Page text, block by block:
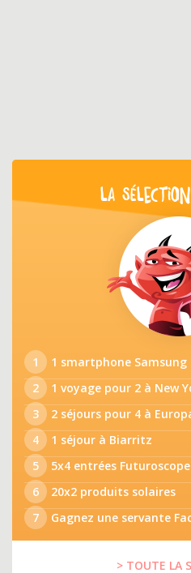
LA
1
1 smartphone Samsung
2
1 voyage pour 2 à New
3
2 séjours pour 4 à
4
1 séjour à Biarritz
5
5x4 entrées Futuroscope
6
20x2 produits solaires
7
Gagnez une servante
> TOUTE LA